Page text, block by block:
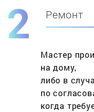
Ремонт
Мастер
на дому,
либо в
по
когда